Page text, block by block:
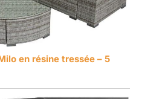
en résine tressée – 5